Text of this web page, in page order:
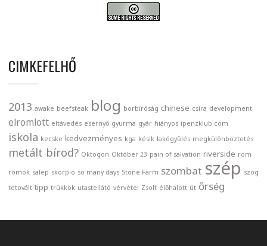
CIMKEFELHŐ
2013 awake beefsteak blog borbíróság chinese csíra development
elromlott eltávedés esernyő gyurma gyár hiányos ipenzklub.com
iskola kecske kedvezményes kga késik lakógyűlés megkülönböztetés
metált bírod? Oktogon Október 23 pain of salvation riverside rom
romok salep skorpió so many days Stone Farm szombat szép szög
tetovált tipp trükkök utastellátó vérvétel Zsolt élőhalott út őrség